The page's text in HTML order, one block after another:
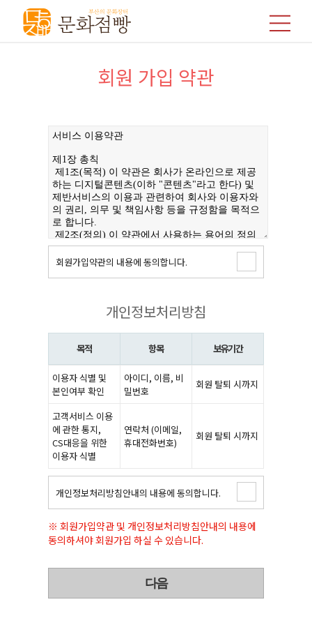
회원 가입 약관
회원가입약관의 내용에 동의합니다.
개인정보처리방침
목적 항목 보유기간
이용자 식별 및
본인여부 확인
아이디, 이름, 비
밀번호
회원 탈퇴 시까지
고객서비스 이용
에 관한 통지,
CS대응을 위한
이용자 식별
연락처 (이메일,
휴대전화번호)
회원 탈퇴 시까지
개인정보처리방침안내의 내용에 동의합니다.
※ 회원가입약관 및 개인정보처리방침안내의 내용에
동의하셔야 회원가입 하실 수 있습니다.